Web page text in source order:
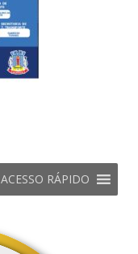
ACESSO RÁPIDO